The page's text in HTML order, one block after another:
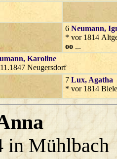
6 Neumann,
* vor 1814
oo ...
, Karoline
Neugersdorf
7 Lux, Agatha
* vor 1814
in Mühlbach